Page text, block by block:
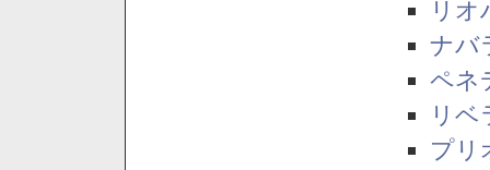
リオ
ナバ
ペネ
リベ
プリ